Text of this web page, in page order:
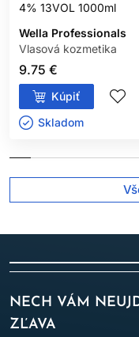
Zabráňte kontaktu s
dôkladne
Nepoužívajte na
Používajte vhodné
Uchovávajte mimo
Výrobok je určený
Po aplikácii vlasy
Dodržiavanie
4% 13VOL 1000ml
Wella Professionals
Vlasová kozmetika
9.75 €
Kúpiť
Skladom ㅤ
NECH VÁM
ZĽAVA